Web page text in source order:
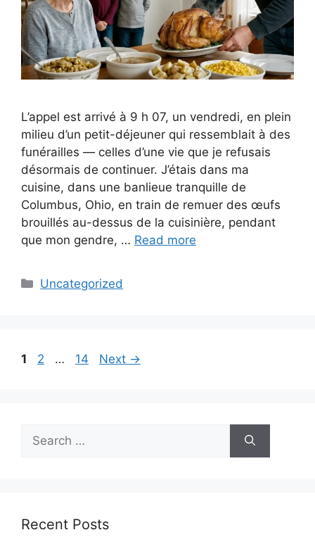
L’appel est arrivé à 9 h 07, un vendredi, en plein
milieu d’un petit-déjeuner qui ressemblait à des
funérailles — celles d’une vie que je refusais
désormais de continuer. J’étais dans ma
cuisine, dans une banlieue tranquille de
Columbus, Ohio, en train de remuer des œufs
brouillés au-dessus de la cuisinière, pendant
que mon gendre, … Read more
Categories
Uncategorized
Page
1 Page
2 … Page
14 Next →
for:
Recent Posts